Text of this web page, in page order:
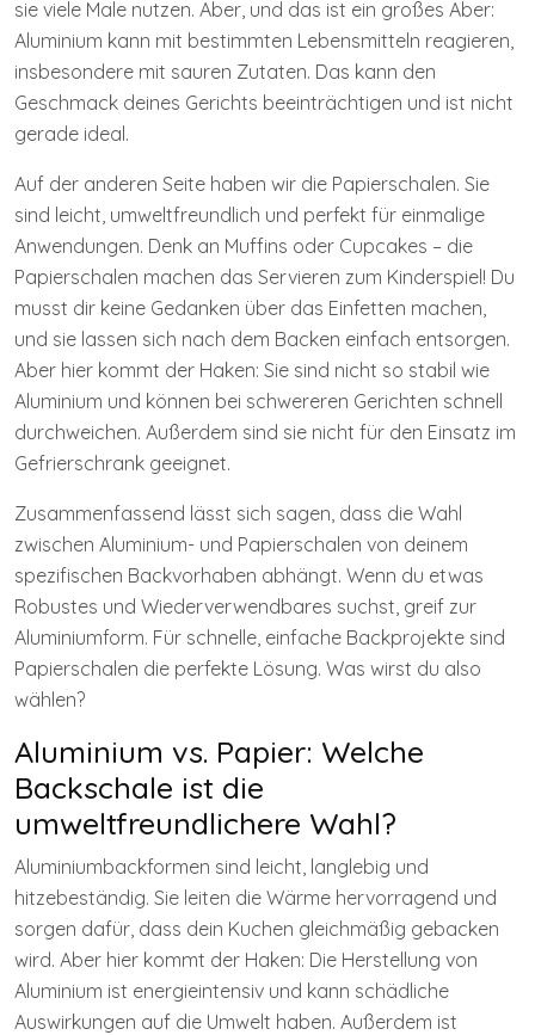
sie viele Male nutzen. Aber, und das ist ein großes Aber:
Aluminium kann mit bestimmten Lebensmitteln reagieren,
insbesondere mit sauren Zutaten. Das kann den
Geschmack deines Gerichts beeinträchtigen und ist nicht
gerade ideal.
Auf der anderen Seite haben wir die Papierschalen. Sie
sind leicht, umweltfreundlich und perfekt für einmalige
Anwendungen. Denk an Muffins oder Cupcakes – die
Papierschalen machen das Servieren zum Kinderspiel! Du
musst dir keine Gedanken über das Einfetten machen,
und sie lassen sich nach dem Backen einfach entsorgen.
Aber hier kommt der Haken: Sie sind nicht so stabil wie
Aluminium und können bei schwereren Gerichten schnell
durchweichen. Außerdem sind sie nicht für den Einsatz im
Gefrierschrank geeignet.
Zusammenfassend lässt sich sagen, dass die Wahl
zwischen Aluminium- und Papierschalen von deinem
spezifischen Backvorhaben abhängt. Wenn du etwas
Robustes und Wiederverwendbares suchst, greif zur
Aluminiumform. Für schnelle, einfache Backprojekte sind
Papierschalen die perfekte Lösung. Was wirst du also
wählen?
Aluminium vs. Papier: Welche
Backschale ist die
umweltfreundlichere Wahl?
Aluminiumbackformen sind leicht, langlebig und
hitzebeständig. Sie leiten die Wärme hervorragend und
sorgen dafür, dass dein Kuchen gleichmäßig gebacken
wird. Aber hier kommt der Haken: Die Herstellung von
Aluminium ist energieintensiv und kann schädliche
Auswirkungen auf die Umwelt haben. Außerdem ist